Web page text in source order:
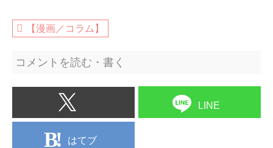
【漫画／コラム】
コメントを読む・書く
LINE
はてブ